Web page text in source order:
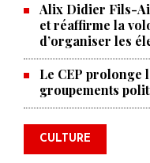
Alix Didier Fils-
et réaffirme la
d’organiser les
Le CEP prolonge
groupements
CULTURE
La Chambre
l'industrie
annonce
commémorer
anniversaire